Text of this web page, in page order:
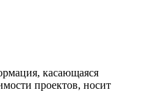
касающаяся
проектов, носит